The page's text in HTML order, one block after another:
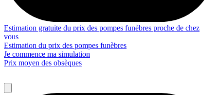
Estimation gratuite du prix des pompes funèbres proche de chez
vous
Estimation du prix des pompes funèbres
Je commence ma simulation
Prix moyen des obsèques